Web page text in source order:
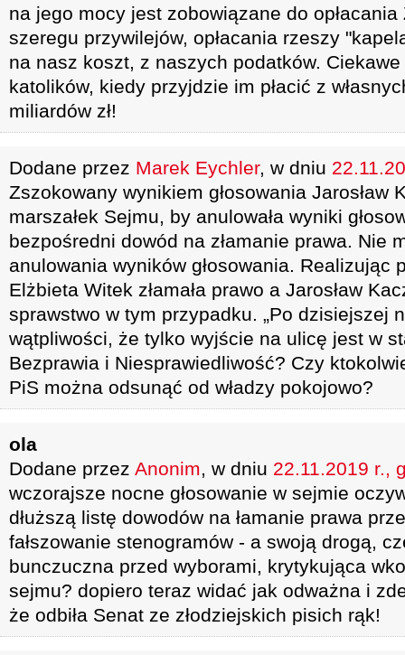
na jego mocy jest zobowiązane do
szeregu przywilejów, opłacania rzeszy
na nasz koszt, z naszych podatków.
katolików, kiedy przyjdzie im płacić z
miliardów zł!
Dodane przez Marek Eychler, w dniu
Zszokowany wynikiem głosowania Jarosław
marszałek Sejmu, by anulowała wyniki
bezpośredni dowód na złamanie prawa. Nie
anulowania wyników głosowania. Realizując
Elżbieta Witek złamała prawo a Jarosław
sprawstwo w tym przypadku. „Po dzisiejszej
wątpliwości, że tylko wyjście na ulicę jest w
Bezprawia i Niesprawiedliwość? Czy
PiS można odsunąć od władzy pokojowo?
ola
Dodane przez Anonim, w dniu 22.11.2019 r.,
wczorajsze nocne głosowanie w sejmie
dłuższą listę dowodów na łamanie prawa
fałszowanie stenogramów - a swoją drogą,
bunczuczna przed wyborami, krytykująca
sejmu? dopiero teraz widać jak odważna i
że odbiła Senat ze złodziejskich pisich rąk!